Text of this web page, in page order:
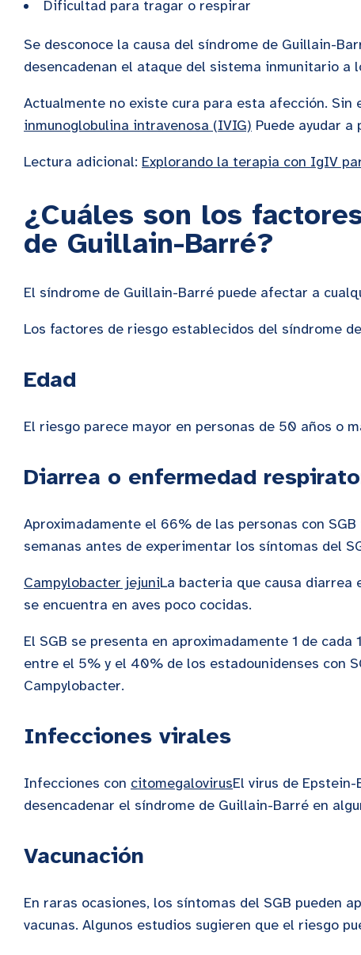
Dificultad para tragar o respirar
Se desconoce la causa del síndrome de Guillain-
desencadenan el ataque del sistema inmunitario a
Actualmente no existe cura para esta afección. Sin
inmunoglobulina intravenosa (IVIG) Puede ayudar
Lectura adicional: Explorando la terapia con IgIV
¿Cuáles son los
de Guillain-Barré?
El síndrome de Guillain-Barré puede afectar a
Los factores de riesgo establecidos del síndrome
Edad
El riesgo parece mayor en personas de 50 años o
Diarrea o enfermedad
Aproximadamente el 66% de las personas con
semanas antes de experimentar los síntomas del
Campylobacter jejuniLa bacteria que causa diarrea
se encuentra en aves poco cocidas.
El SGB se presenta en aproximadamente 1 de
entre el 5% y el 40% de los estadounidenses con
Campylobacter.
Infecciones virales
Infecciones con citomegalovirusEl virus de
desencadenar el síndrome de Guillain-Barré en
Vacunación
En raras ocasiones, los síntomas del SGB pueden
vacunas. Algunos estudios sugieren que el riesgo